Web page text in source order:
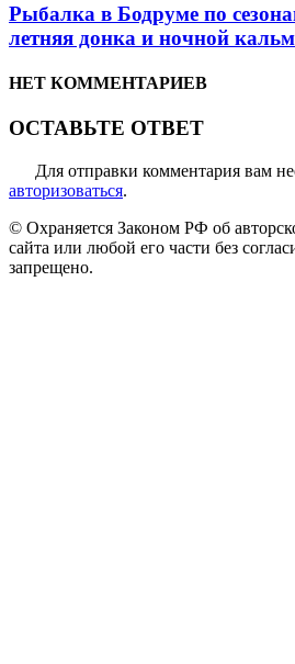
Рыбалка в Бодруме по
летняя донка и ночной
НЕТ КОММЕНТАРИЕВ
ОСТАВЬТЕ ОТВЕТ
Для отправки комментария вам
авторизоваться.
© Охраняется Законом РФ об
сайта или любой его части без
запрещено.